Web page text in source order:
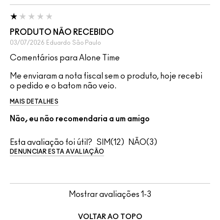
PRODUTO NÃO RECEBIDO
03/07/2026 Eduardo São Paulo
Comentários para Alone Time
Me enviaram a nota fiscal sem o produto, hoje recebi
o pedido e o batom não veio.
MAIS DETALHES
Não, eu não recomendaria a um amigo
Esta avaliação foi útil? 12 3
DENUNCIAR ESTA AVALIAÇÃO
Mostrar avaliações 1-3
VOLTAR AO TOPO